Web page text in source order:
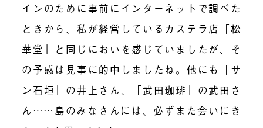
インのために事前にインターネットで調べた
ときから、私が経営しているカステラ店「松
華堂」と同じにおいを感じていましたが、そ
の予感は見事に的中しましたね。他にも「サ
ン石垣」の井上さん、「武田珈琲」の武田さ
ん……島のみなさんには、必ずまた会いにき